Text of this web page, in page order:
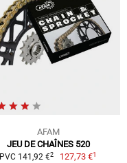
AFAM
JEU DE CHAÎNES 520
PVC 141,92 €2 127,73 €1